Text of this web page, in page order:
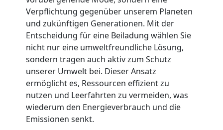
Verpflichtung gegenüber unserem Planeten
und zukünftigen Generationen. Mit der
Entscheidung für eine Beiladung wählen Sie
nicht nur eine umweltfreundliche Lösung,
sondern tragen auch aktiv zum Schutz
unserer Umwelt bei. Dieser Ansatz
ermöglicht es, Ressourcen effizient zu
nutzen und Leerfahrten zu vermeiden, was
wiederum den Energieverbrauch und die
Emissionen senkt.
Privatumzug
Leonding
Tresortransport